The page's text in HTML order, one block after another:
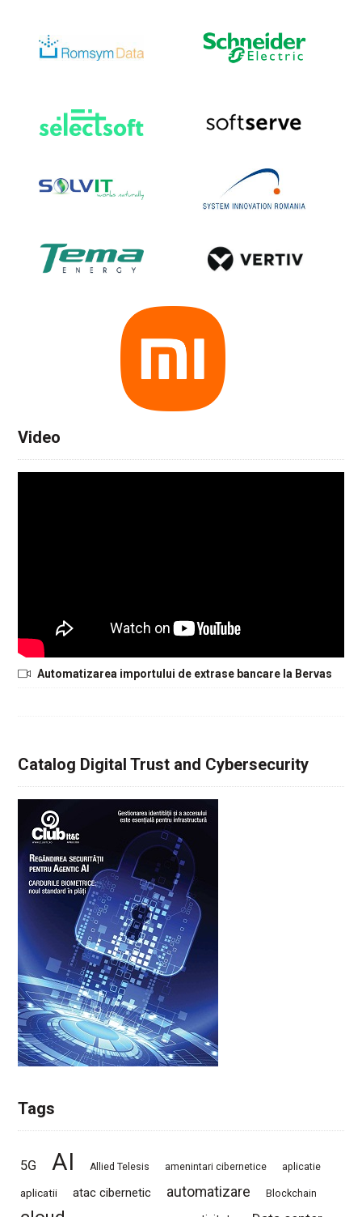
Video
Automatizarea importului de extrase bancare la Bervas
Catalog Digital Trust and Cybersecurity
Tags
5G AI Allied Telesis amenintari cibernetice aplicatie
aplicatii atac cibernetic automatizare Blockchain